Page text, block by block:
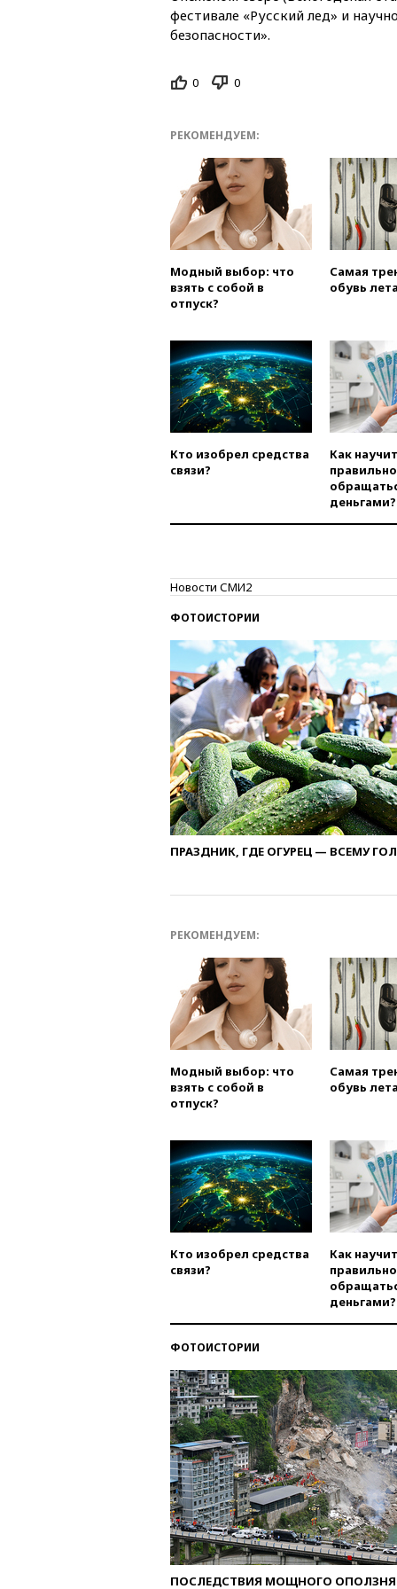
фестивале «Русский лед» и
безопасности».
0 0
РЕКОМЕНДУЕМ:
Модный выбор: что
взять с собой в
отпуск?
Самая
обувь
Кто изобрел средства
связи?
Как
правильно
деньгами?
Новости СМИ2
ФОТОИСТОРИИ
ПРАЗДНИК, ГДЕ ОГУРЕЦ — ВСЕМУ
РЕКОМЕНДУЕМ:
Модный выбор: что
взять с собой в
отпуск?
Самая
обувь
Кто изобрел средства
связи?
Как
правильно
деньгами?
ФОТОИСТОРИИ
ПОСЛЕДСТВИЯ МОЩНОГО ОПОЛЗНЯ